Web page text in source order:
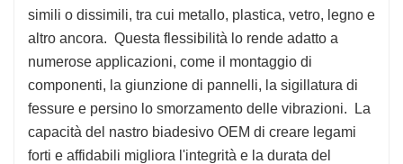
simili o dissimili, tra cui metallo, plastica, vetro, legno e
altro ancora. Questa flessibilità lo rende adatto a
numerose applicazioni, come il montaggio di
componenti, la giunzione di pannelli, la sigillatura di
fessure e persino lo smorzamento delle vibrazioni. La
capacità del nastro biadesivo OEM di creare legami
forti e affidabili migliora l'integrità e la durata del